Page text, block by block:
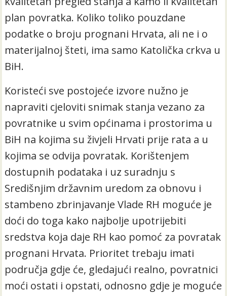
plan povratka. Koliko toliko pouzdane
podatke o broju prognani Hrvata, ali ne i o
materijalnoj šteti, ima samo Katolička crkva u
BiH.
Koristeći sve postojeće izvore nužno je
napraviti cjeloviti snimak stanja vezano za
povratnike u svim općinama i prostorima u
BiH na kojima su živjeli Hrvati prije rata a u
kojima se odvija povratak. Korištenjem
dostupnih podataka i uz suradnju s
Središnjim državnim uredom za obnovu i
stambeno zbrinjavanje Vlade RH moguće je
doći do toga kako najbolje upotrijebiti
sredstva koja daje RH kao pomoć za povratak
prognani Hrvata. Prioritet trebaju imati
područja gdje će, gledajući realno, povratnici
moći ostati i opstati, odnosno gdje je moguće